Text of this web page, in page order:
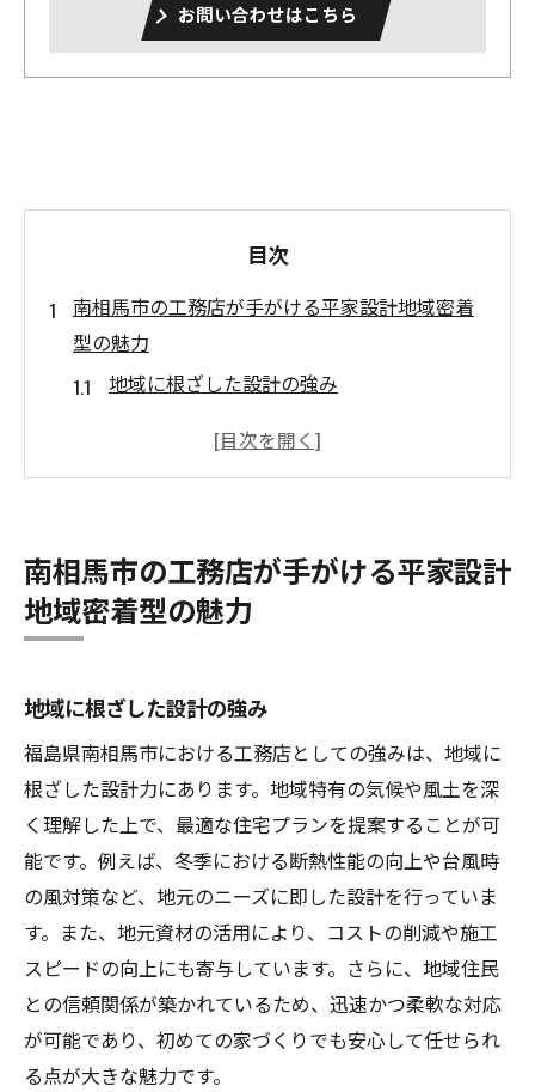
お問い合わせはこちら
目次
南相馬市の工務店が手がける平家設計地域密着
型の魅力
地域に根ざした設計の強み
お客様の声から見る工務店の信頼性
南相馬市でのコンパクトな平家の人気
理想の平家を建てるために南相馬市での工務店
工務店の選び方と比較ポイント
予算に応じたプランニングの方法
地元工務店の口コミと評価を活用
実績と経験が豊富な工務店の探し方
安心の保証内容を確認しよう
デザイン力と構造技術のバランスをチェッ
ク
初めての家づくり南相馬市の工務店が提供する
安心の施工事例
初心者向けの施工プラン紹介
南相馬市の工務店が手がける平家設計
地域密着型の魅力
地域に根ざした設計の強み
福島県南相馬市における工務店としての強みは、地域に
根ざした設計力にあります。地域特有の気候や風土を深
く理解した上で、最適な住宅プランを提案することが可
能です。例えば、冬季における断熱性能の向上や台風時
の風対策など、地元のニーズに即した設計を行っていま
す。また、地元資材の活用により、コストの削減や施工
スピードの向上にも寄与しています。さらに、地域住民
との信頼関係が築かれているため、迅速かつ柔軟な対応
が可能であり、初めての家づくりでも安心して任せられ
る点が大きな魅力です。